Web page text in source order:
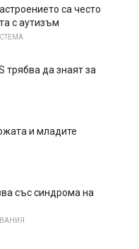
са често
с аутизъм
трябва да знаят за
и младите
със синдрома на